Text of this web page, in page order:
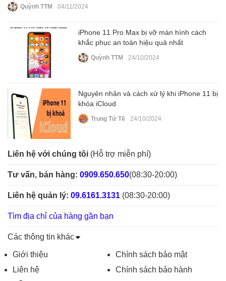
Quỳnh TTM 04/11/2024
iPhone 11 Pro Max bị vỡ màn hình cách
khắc phục an toàn hiệu quả nhất
Quỳnh TTM 24/10/2024
Nguyên nhân và cách xử lý khi iPhone 11 bị
khóa iCloud
Trung Tử Tế 24/10/2024
Liên hệ với chúng tôi (Hỗ trợ miễn phí)
Tư vấn, bán hàng: 0909.650.650(08:30-20:00)
Liên hệ quản lý: 09.6161.3131 (08:30-20:00)
Tìm địa chỉ của hàng gần bạn
Các thông tin khác
Giới thiệu
Liên hệ
Chính sách bảo mật
Chính sách bảo hành